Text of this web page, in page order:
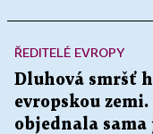
ŘEDITELÉ EVROPY
Dluhová smršť
evropskou
objednala